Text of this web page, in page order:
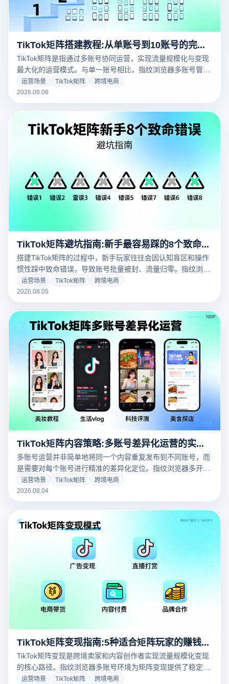
TikTok矩阵搭建教程:从单账号到10账号的完整路径
TikTok矩阵是指通过多账号协同运营，实现流量规模化与变现
最大化的运营模式。与单一账号相比，指纹浏览器多账号管理
方案能够有效分散账号风险、提升内容覆盖率，是跨境卖家和
内容创作者布局TikTok的核心策略。本文从平台机制、账号权
重、团队分工与工具选型四个维度，为您详细拆解TikTok矩阵
运营场景 TikTok矩阵
跨境电商
2026.08.06
TikTok矩阵避坑指南:新手最容易踩的8个致命错误
搭建TikTok矩阵的过程中，新手玩家往往会因认知盲区和操作
惯性踩中致命错误，导致账号批量被封、流量归零。指纹浏览
器多账号环境是矩阵运营的安全底座，但工具本身并不能替代
正确的运营认知。本文系统梳理新手最容易踩的8个致命错
后期付出惨痛的试错代价。
运营场景 TikTok矩阵
跨境电商
2026.08.05
TikTok矩阵内容策略:多账号差异化运营的实战方法
多账号运营并非简单地将同一个内容重复发布到不同账号，而
是需要对每个账号进行精准的差异化定位。指纹浏览器多开环
境是矩阵内容策略的底层支撑，没有独立的浏览器环境，多账
号差异化运营就无从谈起。本文聚焦TikTok矩阵内容策略，从
者提供一套可落地的实战方法论。
运营场景 TikTok矩阵
跨境电商
2026.08.04
TikTok矩阵变现指南:5种适合矩阵玩家的赚钱模式
TikTok矩阵变现是跨境卖家和内容创作者实现流量规模化变现
的核心路径。指纹浏览器多账号环境为矩阵变现提供了稳定的
账号基础设施，是所有变现模式的前置条件。本文系统梳理5
运营场景 TikTok矩阵 跨境电商